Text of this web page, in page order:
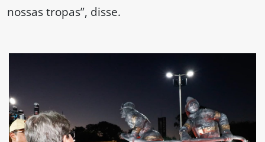
nossas tropas”, disse.